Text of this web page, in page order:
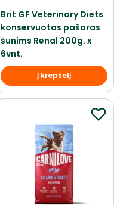
Brit GF Veterinary Diets
konservuotas pašaras
šunims Renal 200g. x
6vnt.
Į krepšelį